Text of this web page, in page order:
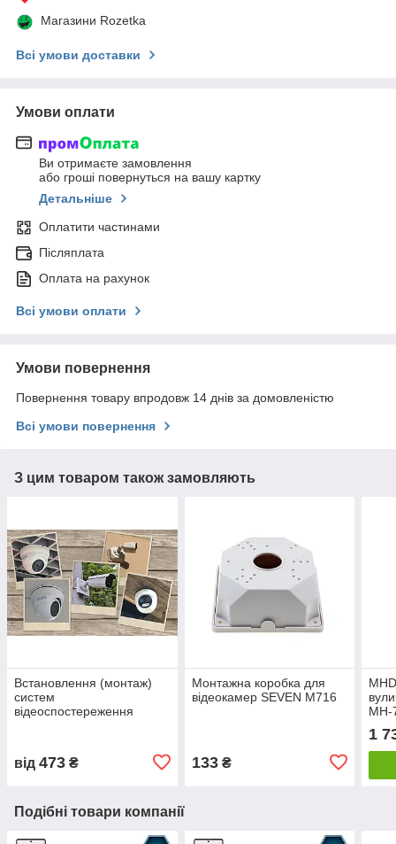
Магазини Rozetka
Всі умови доставки
Умови оплати
Ви отримаєте замовлення
або гроші повернуться на вашу картку
Детальніше
Оплатити частинами
Післяплата
Оплата на рахунок
Всі умови оплати
Умови повернення
Повернення товару впродовж 14 днів за домовленістю
Всі умови повернення
З цим товаром також замовляють
Встановлення (монтаж)
систем
відеоспостереження
від 473 ₴
Монтажна коробка для
відеокамер SEVEN M716
133₴
1
Подібні товари компанії